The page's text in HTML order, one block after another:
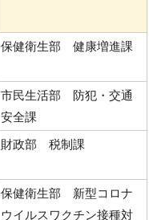
保健衛生部 健康増進課
市民生活部 防犯・交通
安全課
財政部 税制課
保健衛生部 新型コロナ
ウイルスワクチン接種対